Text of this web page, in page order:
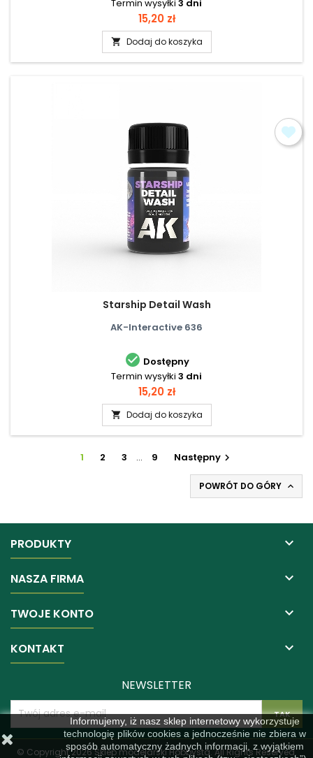
Termin wysyłki 3 dni
Cena
15,20 zł
 Dodaj do koszyka
Starship Detail Wash
AK-Interactive 636
 Dostępny
Termin wysyłki 3 dni
Cena
15,20 zł
 Dodaj do koszyka
1 2 3 … 9 Następny
POWRÓT DO GÓRY 
PRODUKTY 
NASZA FIRMA 
TWOJE KONTO 
KONTAKT 
Informujemy, iż nasz sklep internetowy wykorzystuje
technologię plików cookies a jednocześnie nie zbiera w
sposób automatyczny żadnych informacji, z wyjątkiem
NEWSLETTER
© Copyright 2026 Sklep modelarski Hobbysta. All Rights Reserved.